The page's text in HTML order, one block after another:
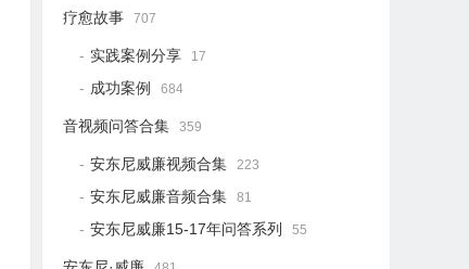
疗愈故事 707
实践案例分享 17
成功案例 684
音视频问答合集 359
安东尼威廉视频合集 223
安东尼威廉音频合集 81
安东尼威廉15-17年问答系列 55